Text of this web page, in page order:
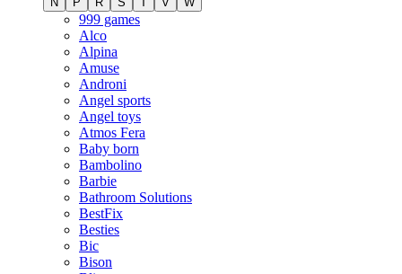
999 games
Alco
Alpina
Amuse
Androni
Angel sports
Angel toys
Atmos Fera
Baby born
Bambolino
Barbie
Bathroom Solutions
BestFix
Besties
Bic
Bison